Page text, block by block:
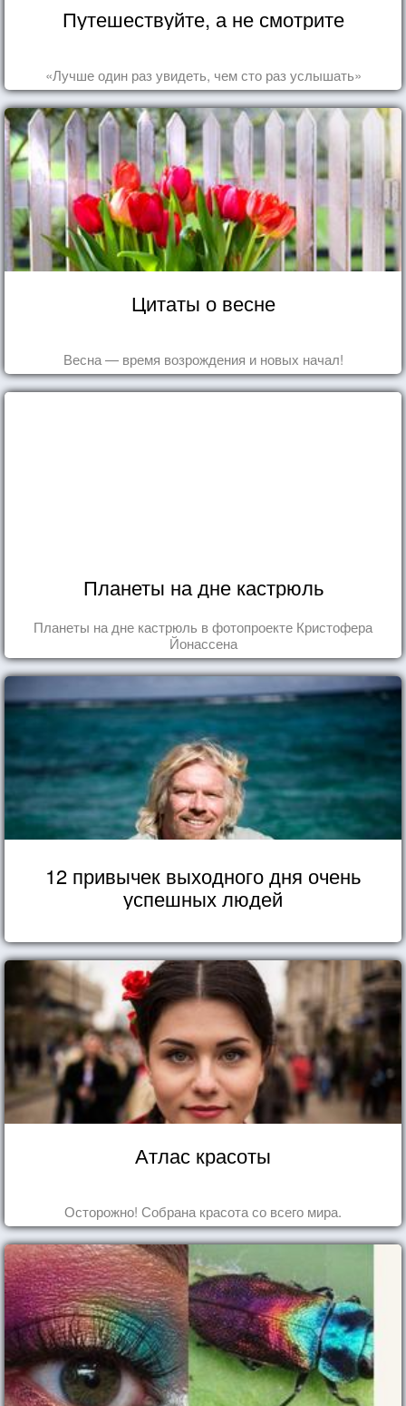
Путешествуйте, а не смотрите
«Лучше один раз увидеть, чем сто раз услышать»
Цитаты о весне
Весна — время возрождения и новых начал!
Планеты на дне кастрюль
Планеты на дне кастрюль в фотопроекте Кристофера
Йонассена
12 привычек выходного дня очень
успешных людей
Атлас красоты
Осторожно! Собрана красота со всего мира.